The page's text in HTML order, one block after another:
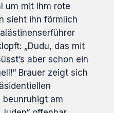
um mit ihm rote
sieht ihn förmlich
„Dudu, das mit
aber schon ein
Brauer zeigt sich
am